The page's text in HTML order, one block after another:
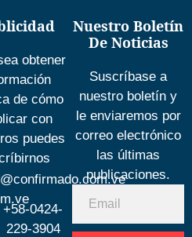
obtener
de cómo
con
puedes
+58-0424-
229-3904
Nuestro Boletín
De Noticias
Suscríbase a
nuestro boletín y
le enviaremos por
correo electrónico
las últimas
publicaciones.